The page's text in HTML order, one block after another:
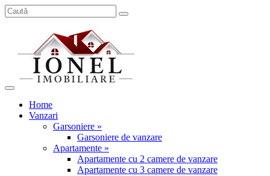
Home
Vanzari
Garsoniere »
Garsoniere de vanzare
Apartamente »
Apartamente cu 2 camere de vanzare
Apartamente cu 3 camere de vanzare